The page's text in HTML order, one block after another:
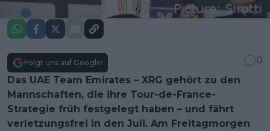
Folgt uns auf Google!
0
Das UAE Team Emirates – XRG gehört zu den
Mannschaften, die ihre Tour-de-France-
Strategie früh festgelegt haben – und fährt
verletzungsfrei in den Juli. Am Freitagmorgen